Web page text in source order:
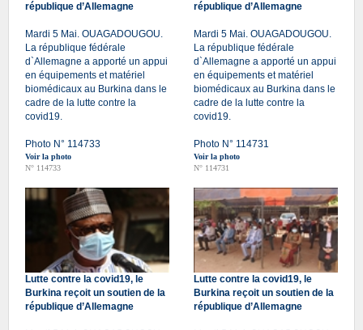
république d’Allemagne
Mardi 5 Mai. OUAGADOUGOU.
La république fédérale
d`Allemagne a apporté un appui
en équipements et matériel
biomédicaux au Burkina dans le
cadre de la lutte contre la
covid19.
Photo N° 114733
Voir la photo
N° 114733
république d’Allemagne
Mardi 5 Mai. OUAGADOUGOU.
La république fédérale
d`Allemagne a apporté un appui
en équipements et matériel
biomédicaux au Burkina dans le
cadre de la lutte contre la
covid19.
Photo N° 114731
Voir la photo
N° 114731
Lutte contre la covid19, le
Burkina reçoit un soutien de la
république d’Allemagne
Lutte contre la covid19, le
Burkina reçoit un soutien de la
république d’Allemagne